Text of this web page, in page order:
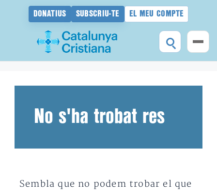
DONATIUS SUBSCRIU-TE EL MEU COMPTE
No s'ha trobat res
Sembla que no podem trobar el que